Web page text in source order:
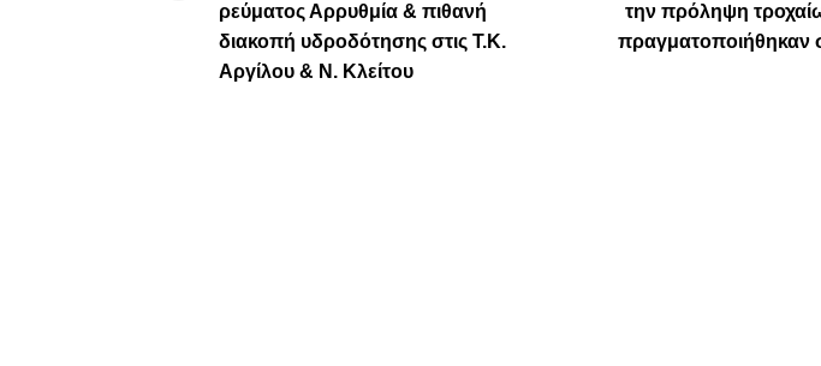
ρεύματος Αρρυθμία & πιθανή
διακοπή υδροδότησης στις Τ.Κ.
Αργίλου & Ν. Κλείτου
την πρόληψη
πραγματοποιήθηκαν